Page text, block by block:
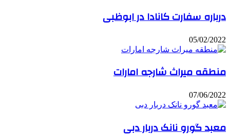
درباره سفارت کانادا در ابوظبی
05/02/2022
منطقه میراث شارجه امارات
07/06/2022
معبد گورو نانک دربار دبی